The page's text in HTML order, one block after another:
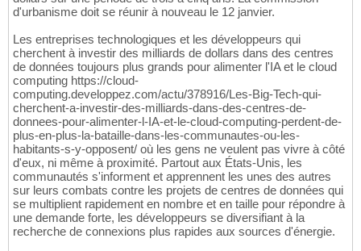
d'urbanisme doit se réunir à nouveau le 12 janvier.
Les entreprises technologiques et les développeurs qui
cherchent à investir des milliards de dollars dans des centres
de données toujours plus grands pour alimenter l'IA et le cloud
computing https://cloud-
computing.developpez.com/actu/378916/Les-Big-Tech-qui-
cherchent-a-investir-des-milliards-dans-des-centres-de-
donnees-pour-alimenter-l-IA-et-le-cloud-computing-perdent-de-
plus-en-plus-la-bataille-dans-les-communautes-ou-les-
habitants-s-y-opposent/ où les gens ne veulent pas vivre à côté
d'eux, ni même à proximité. Partout aux États-Unis, les
communautés s'informent et apprennent les unes des autres
sur leurs combats contre les projets de centres de données qui
se multiplient rapidement en nombre et en taille pour répondre à
une demande forte, les développeurs se diversifiant à la
recherche de connexions plus rapides aux sources d'énergie.